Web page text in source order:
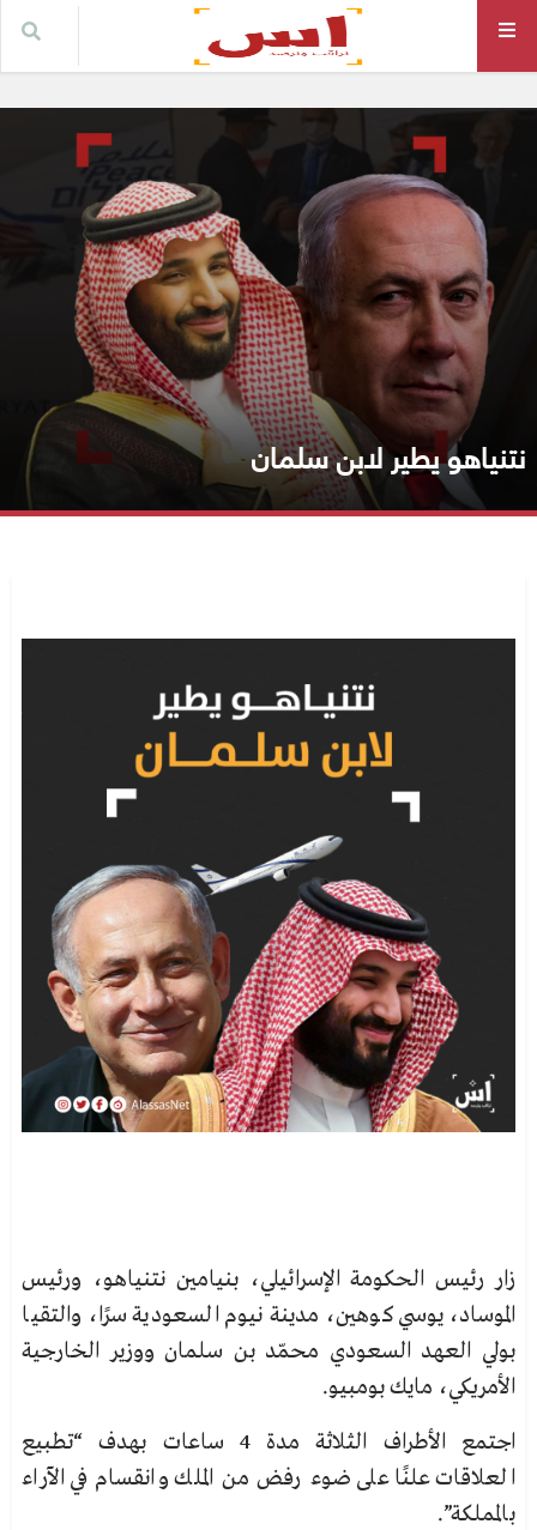
نتنياهو يطير لابن سلمان
زار رئيس الحكومة الإسرائيلي، بنيامين نتنياهو، ورئيس
الموساد، يوسي كوهين، مدينة نيوم السعودية سرًا، والتقيا
بولي العهد السعودي محمّد بن سلمان ووزير الخارجية
الأمريكي، مايك بومبيو.
اجتمع الأطراف الثلاثة مدة 4 ساعات بهدف “تطبيع
العلاقات علنًا على ضوء رفض من الملك وانقسام في الآراء
بالمملكة”.